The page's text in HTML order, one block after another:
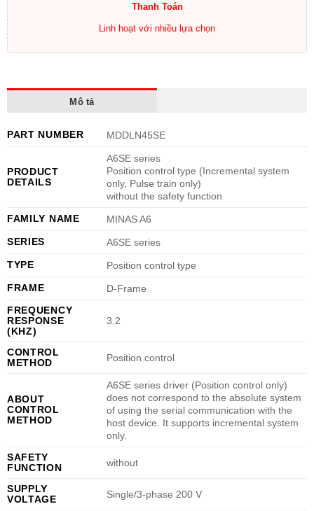
Thanh Toán
Linh hoạt với nhiều lựa chọn
Mô tả
PART NUMBER MDDLN45SE
PRODUCT
DETAILS
A6SE series
Position control type (Incremental system
only, Pulse train only)
without the safety function
FAMILY NAME
MINAS A6
SERIES
A6SE series
TYPE
Position control type
FRAME
D-Frame
FREQUENCY
RESPONSE
(KHZ)
3.2
CONTROL
METHOD
Position control
ABOUT
CONTROL
METHOD
A6SE series driver (Position control only)
does not correspond to the absolute system
of using the serial communication with the
host device. It supports incremental system
only.
SAFETY
FUNCTION
without
SUPPLY
VOLTAGE
Single/3-phase 200 V